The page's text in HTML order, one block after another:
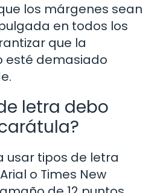
los márgenes sean
en todos los
que la
esté demasiado
letra debo
usar tipos de letra
o Times New